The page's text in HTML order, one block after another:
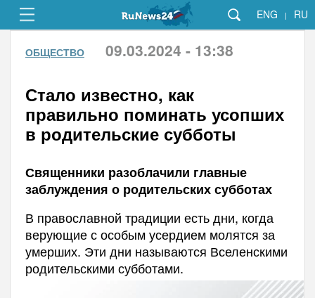
ENG | RU
ОБЩЕСТВО 09.03.2024 - 13:38
Стало известно, как
правильно поминать усопших
в родительские субботы
Священники разоблачили главные
заблуждения о родительских субботах
В православной традиции есть дни, когда
верующие с особым усердием молятся за
умерших. Эти дни называются Вселенскими
родительскими субботами.